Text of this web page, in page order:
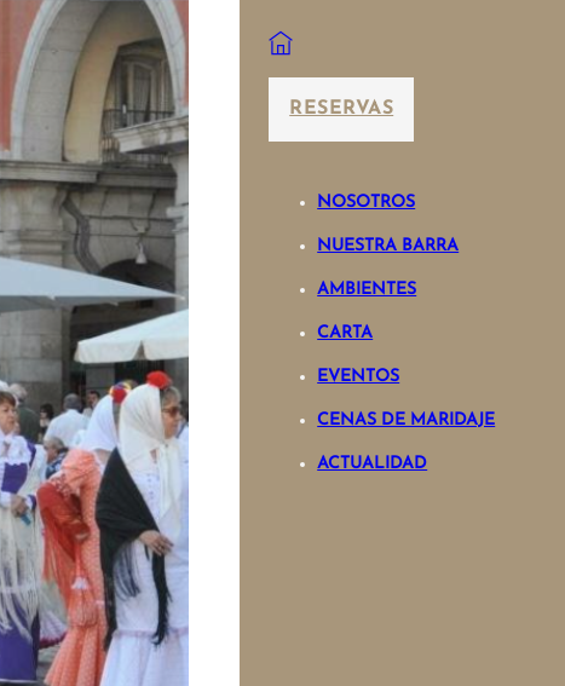
RESERVAS
NOSOTROS
NUESTRA BARRA
AMBIENTES
CARTA
EVENTOS
CENAS DE MARIDAJE
ACTUALIDAD